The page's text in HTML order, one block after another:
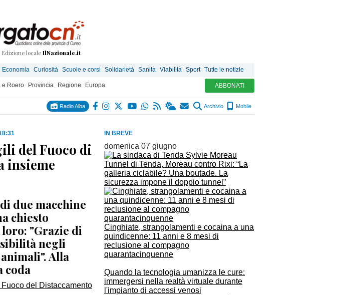
Edizione locale IlNazionale.it
Economia Curiosità Scuole e corsi Solidarietà Sanità Viabilità Sport Tutte le notizie
e Roero Provincia Regione Europa ABBONATI
Radio Alba Archivio Mobile
IN BREVE
domenica 07 giugno
Tunnel di Tenda, Moreau contro Rixi: “La
galleria ciclabile? Una boutade. La
sicurezza impone il doppio tunnel”
Cinghiate, strangolamenti e cocaina a una
quindicenne: 11 anni e 8 mesi di
reclusione al compagno
quarantacinquenne
Quando la tecnologia umanizza le cure:
immergersi nella realtà virtuale durante
l'impianto di accessi venosi
del Fuoco di
insieme
due macchine
chiesto
"Grazie di
negli
Alla
coda